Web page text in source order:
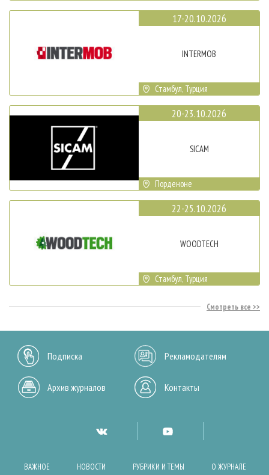
17-20.10.2026
INTERMOB
Стамбул, Турция
20-23.10.2026
SICAM
Порденоне
22-25.10.2026
WOODTECH
Стамбул, Турция
Смотреть все
Подписка Рекламодателям
Архив журналов Контакты
ВАЖНОЕ НОВОСТИ РУБРИКИ И ТЕМЫ О ЖУРНАЛЕ